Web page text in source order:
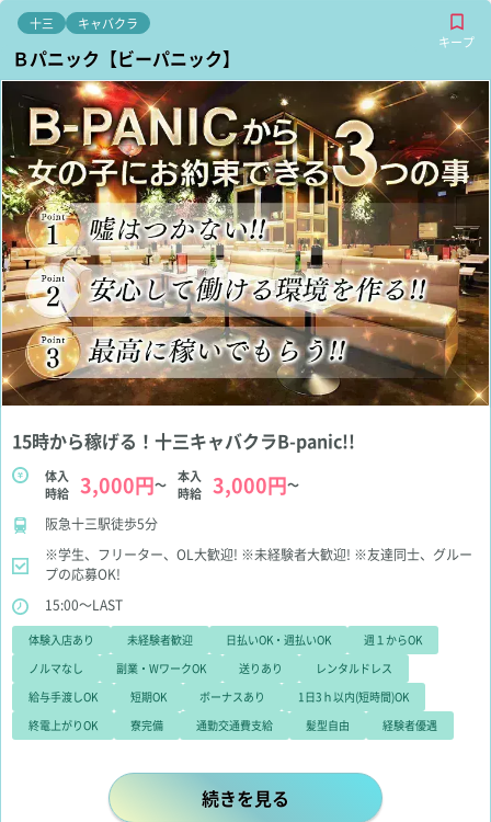
十三
キャバクラ
キープ
Ｂパニック【ビーパニック】
15時から稼げる！十三キャバクラB-panic!!
体入
時給
3,000円～
本入
時給
3,000円～
阪急十三駅徒歩5分
※学生、フリーター、OL大歓迎! ※未経験者大歓迎! ※友達同士、グルー
プの応募OK!
15:00～LAST
体験入店あり 未経験者歓迎 日払いOK・週払いOK
週１からOK
ノルマなし
副業・WワークOK 送りあり
レンタルドレス
給与手渡しOK
短期OK ボーナスあり
1日3ｈ以内(短時間)OK
終電上がりOK
寮完備 通勤交通費支給 髪型自由 経験者優遇
15時から稼げる！十三キャバクラ
続きを見る